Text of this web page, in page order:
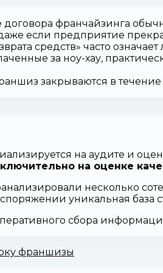
договора франчайзинга
если предприятие
средств» часто
за ноу-хау,
закрываются в
на аудите и
на оценке
несколько
уникальная база
сбора
франшизы